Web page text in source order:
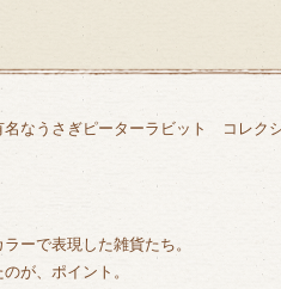
なうさぎピーターラビット コレク
ーで表現した雑貨たち。
が、ポイント。